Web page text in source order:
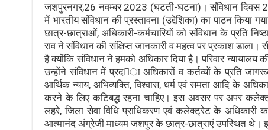
जशपुरनगर,26 नवम्बर 2023 (घटती-घटना)। संविधान
में भारतीय संविधान की प्रस्तावना (उद्देशिका) का पाठन किया
छात्र-छात्राओं, अधिकारी-कर्मचारियों को संविधान के प्रति
राव ने संविधान की संक्षिप्त जानकारी व महत्व पर प्रकाश
है क्योंकि संविधान ने हमको अधिकार दिया है। परिवार न्यायालय
उन्होंने संविधान में प्रदा अधिकारों व कर्तव्यों के प्रति
आर्थिक न्याय, अभिव्यक्ति, विश्वास, धर्म एवं समता आदि के
करने के लिए कटिबद्ध रहना चाहिए। इस अवसर पर अपर
लहरे, जिला सेवा विधि प्राधिकरण एवं कलेक्ट्रेट के अधिकारी
आत्मानंद अंग्रेजी माध्यम जशपुर के छात्र-छात्राएं उपस्थित थे।